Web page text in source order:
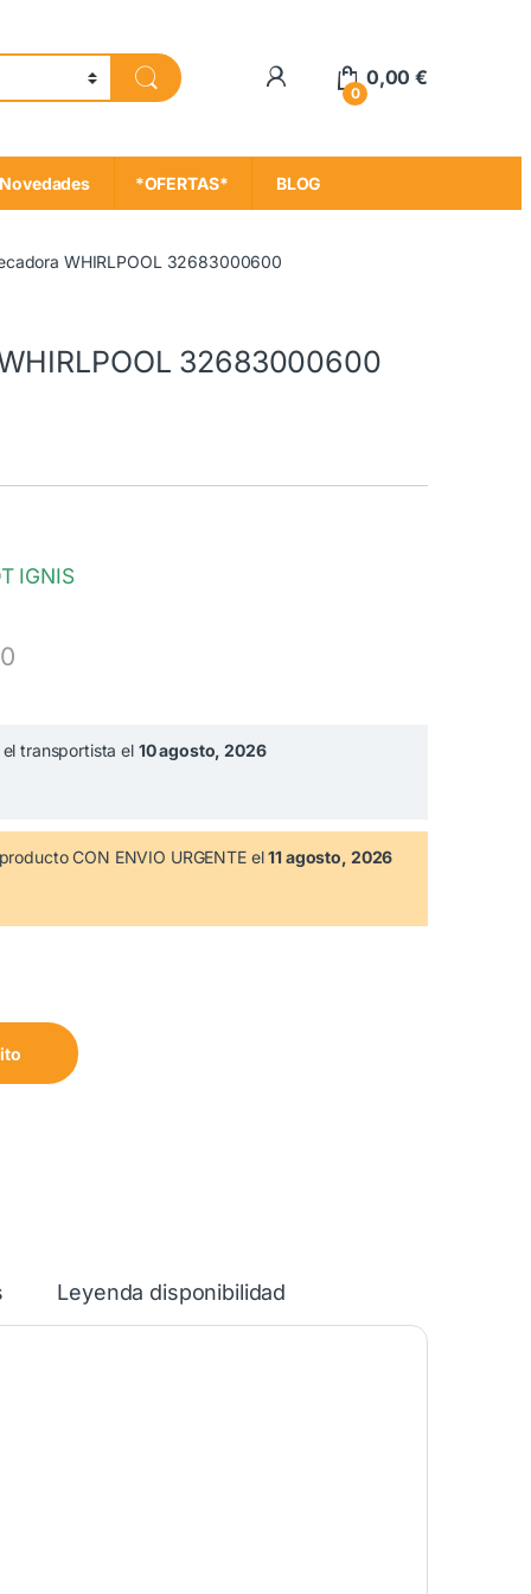
My Account
0
0,00€
*OFERTAS* BLOG
WHIRLPOOL 32683000600
32683000600
IGNIS
transportista el 10 agosto, 2026
CON ENVIO URGENTE el11 agosto, 2026
cantidad
Leyenda disponibilidad